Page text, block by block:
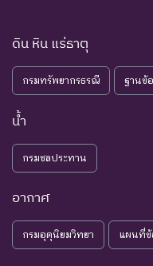
ดิน หิน แร่ธาตุ
กรมทรัพยากรธรณี ฐานข้
น้ำ
กรมชลประทาน
อากาศ
กรมอุตุนิยมวิทยา แผนที่ข้